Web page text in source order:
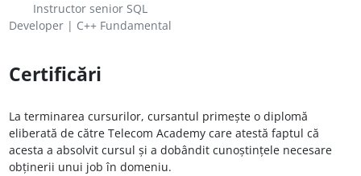
Instructor senior SQL
Developer | C++ Fundamental
Certificări
La terminarea cursurilor, cursantul primește o diplomă
eliberată de către Telecom Academy care atestă faptul că
acesta a absolvit cursul și a dobândit cunoștințele necesare
obținerii unui job în domeniu.